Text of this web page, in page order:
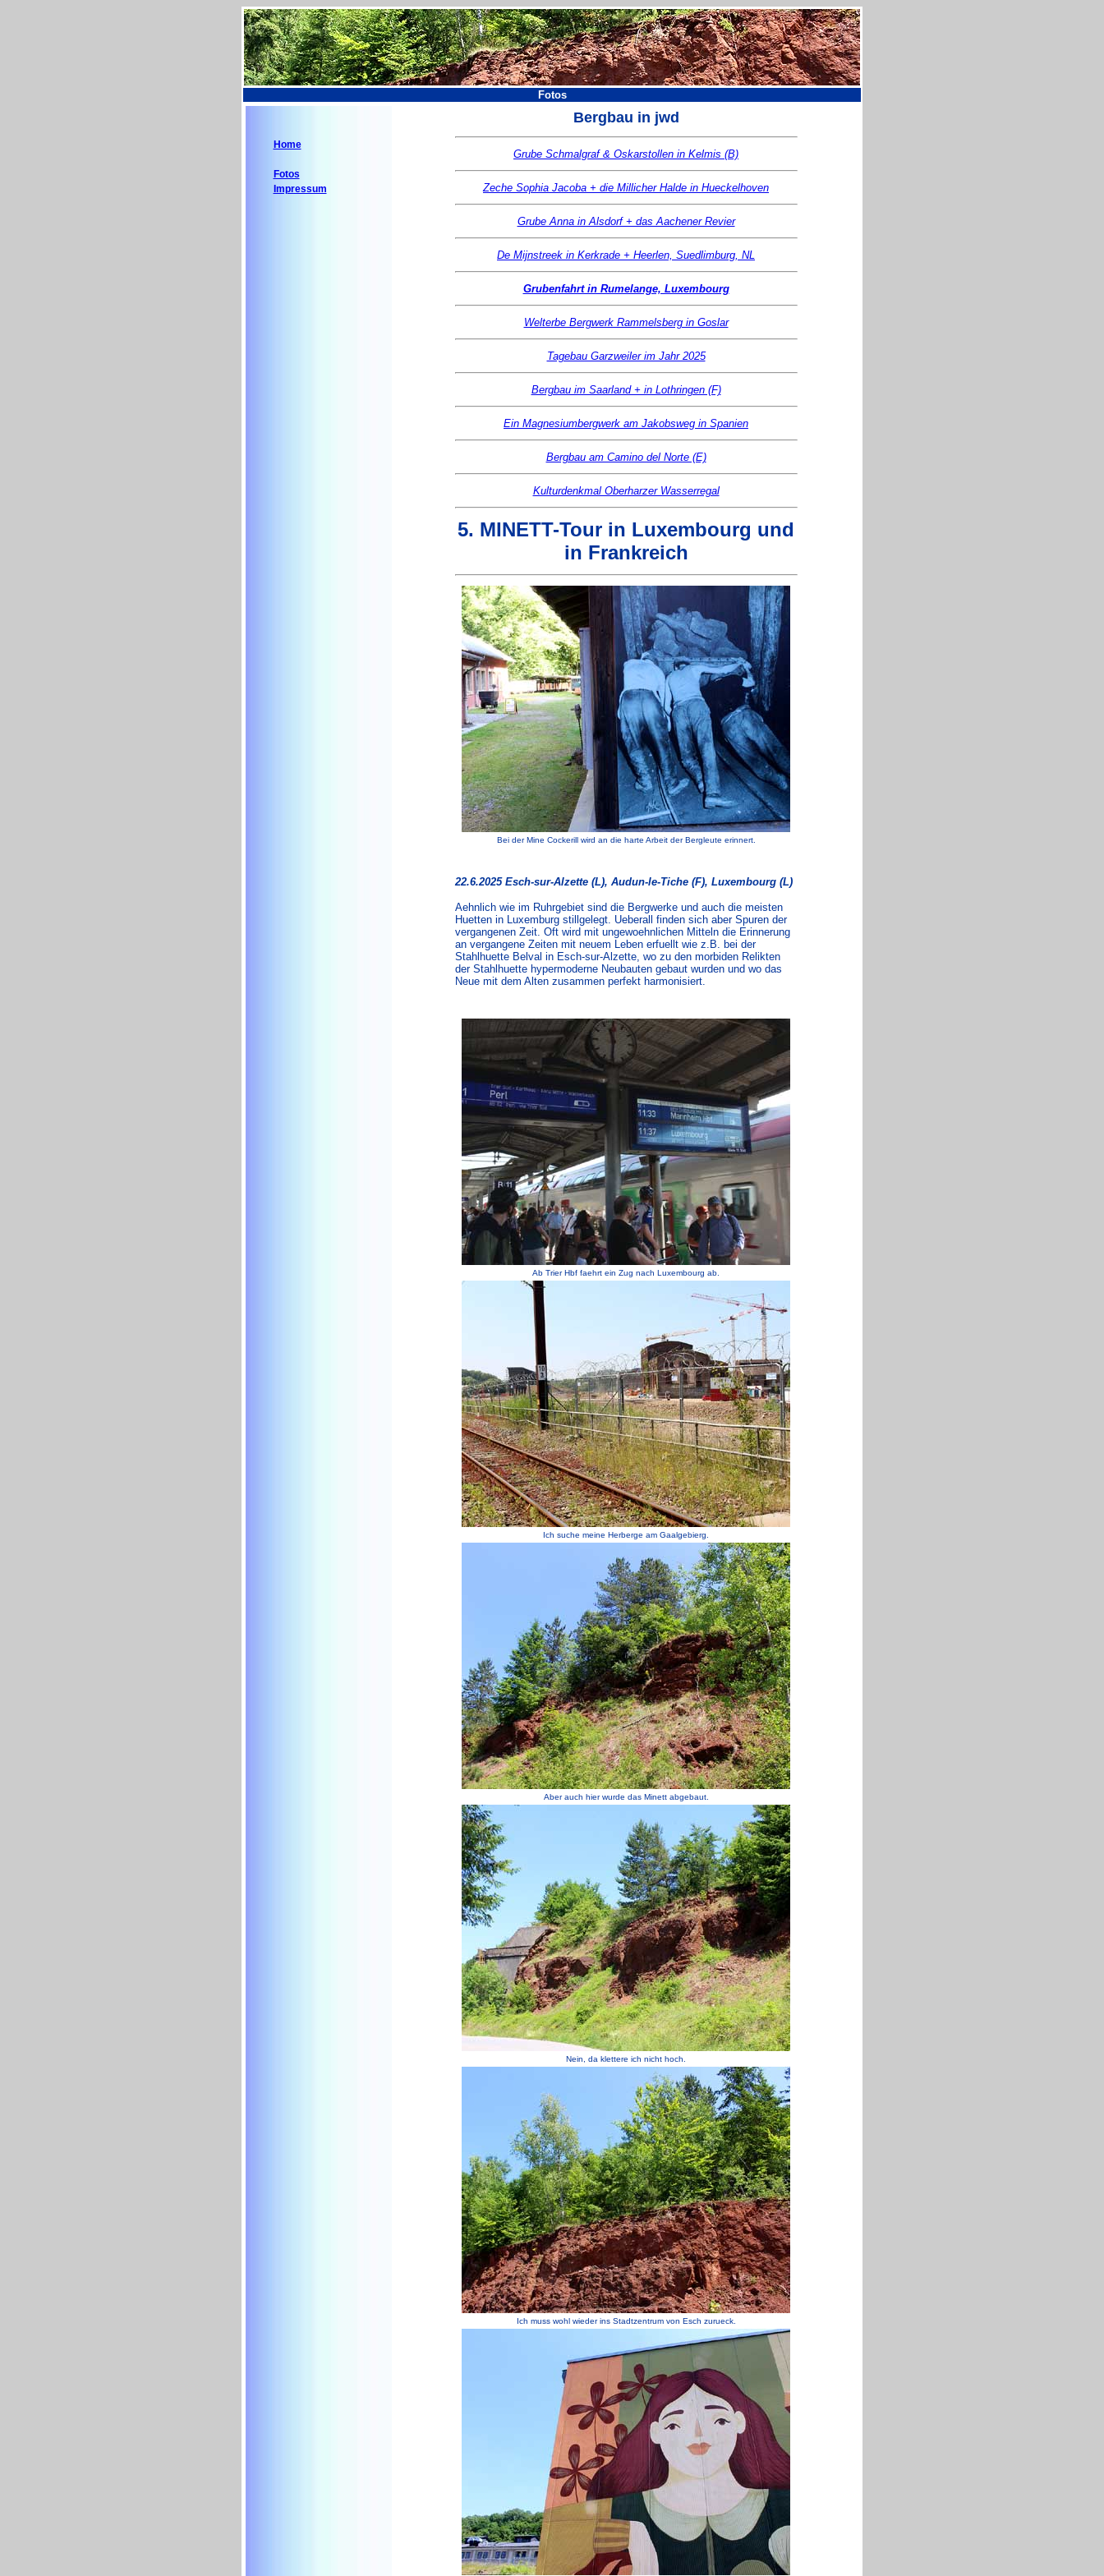
Fotos
Home
Fotos
Impressum
Bergbau in jwd
Grube Schmalgraf & Oskarstollen in Kelmis (B)
Zeche Sophia Jacoba + die Millicher Halde in Hueckelhoven
Grube Anna in Alsdorf + das Aachener Revier
De Mijnstreek in Kerkrade + Heerlen, Suedlimburg, NL
Grubenfahrt in Rumelange, Luxembourg
Welterbe Bergwerk Rammelsberg in Goslar
Tagebau Garzweiler im Jahr 2025
Bergbau im Saarland + in Lothringen (F)
Ein Magnesiumbergwerk am Jakobsweg in Spanien
Bergbau am Camino del Norte (E)
Kulturdenkmal Oberharzer Wasserregal
5. MINETT-Tour in Luxembourg und
in Frankreich
Bei der Mine Cockerill wird an die harte Arbeit der Bergleute erinnert.
22.6.2025 Esch-sur-Alzette (L), Audun-le-Tiche (F), Luxembourg (L)
Aehnlich wie im Ruhrgebiet sind die Bergwerke und auch die meisten
Huetten in Luxemburg stillgelegt. Ueberall finden sich aber Spuren der
vergangenen Zeit. Oft wird mit ungewoehnlichen Mitteln die Erinnerung
an vergangene Zeiten mit neuem Leben erfuellt wie z.B. bei der
Stahlhuette Belval in Esch-sur-Alzette, wo zu den morbiden Relikten
der Stahlhuette hypermoderne Neubauten gebaut wurden und wo das
Neue mit dem Alten zusammen perfekt harmonisiert.
Ab Trier Hbf faehrt ein Zug nach Luxembourg ab.
Ich suche meine Herberge am Gaalgebierg.
Aber auch hier wurde das Minett abgebaut.
Nein, da klettere ich nicht hoch.
Ich muss wohl wieder ins Stadtzentrum von Esch zurueck.